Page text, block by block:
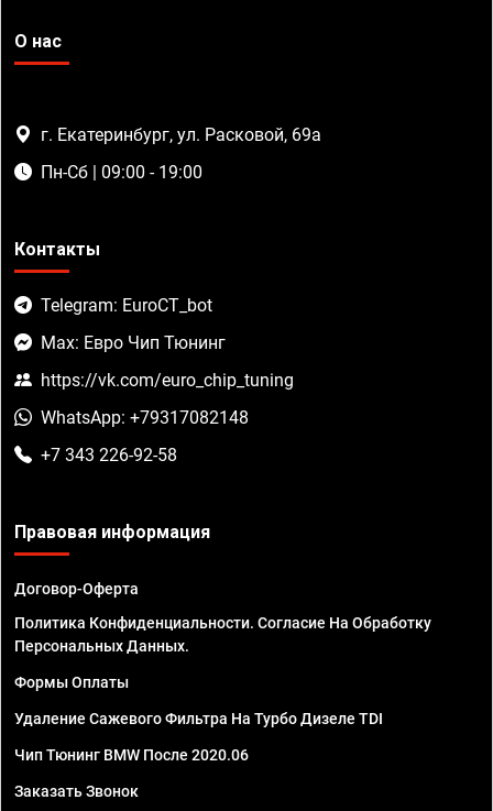
О нас
г. Екатеринбург, ул. Расковой, 69а
Пн-Сб | 09:00 - 19:00
Контакты
Telegram: EuroCT_bot
Max: Евро Чип Тюнинг
https://vk.com/euro_chip_tuning
WhatsApp: +79317082148
+7 343 226-92-58
Правовая информация
Договор-Оферта
Политика Конфиденциальности. Согласие На Обработку
Персональных Данных.
Формы Оплаты
Удаление Сажевого Фильтра На Турбо Дизеле TDI
Чип Тюнинг BMW После 2020.06
Заказать Звонок